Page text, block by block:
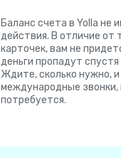
Баланс счета в Yolla не
действия. В отличие от
карточек, вам не
деньги пропадут
Ждите, сколько нужно,
международные звонки,
потребуется.